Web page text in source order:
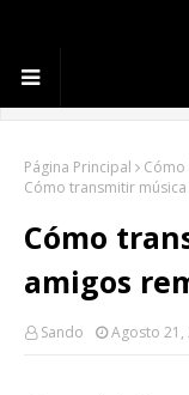
Página Principal
Cómo transmitir
Cómo
amigos
Sando Agosto 21,